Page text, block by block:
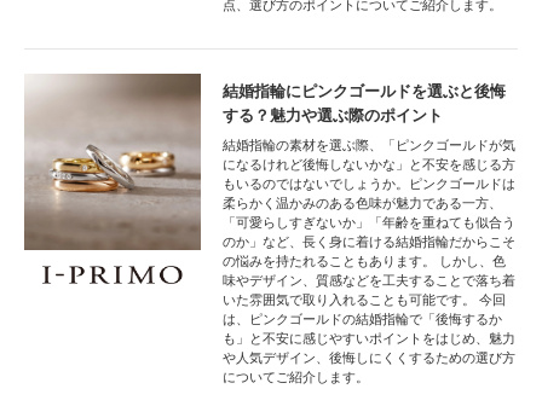
点、選び方のポイントについてご紹介します。
結婚指輪にピンクゴールドを選ぶと後悔
する？魅力や選ぶ際のポイント
結婚指輪の素材を選ぶ際、「ピンクゴールドが気
になるけれど後悔しないかな」と不安を感じる方
もいるのではないでしょうか。ピンクゴールドは
柔らかく温かみのある色味が魅力である一方、
「可愛らしすぎないか」「年齢を重ねても似合う
のか」など、長く身に着ける結婚指輪だからこそ
の悩みを持たれることもあります。 しかし、色
味やデザイン、質感などを工夫することで落ち着
いた雰囲気で取り入れることも可能です。 今回
は、ピンクゴールドの結婚指輪で「後悔するか
も」と不安に感じやすいポイントをはじめ、魅力
や人気デザイン、後悔しにくくするための選び方
についてご紹介します。